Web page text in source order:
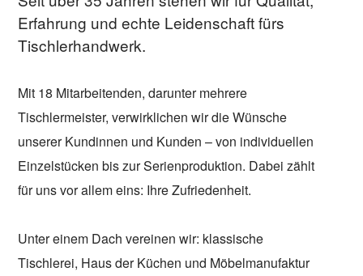
Erfahrung und echte Leidenschaft fürs
Tischlerhandwerk.
Mit 18 Mitarbeitenden, darunter mehrere
Tischlermeister, verwirklichen wir die Wünsche
unserer Kundinnen und Kunden – von individuellen
Einzelstücken bis zur Serienproduktion. Dabei zählt
für uns vor allem eins: Ihre Zufriedenheit.
Unter einem Dach vereinen wir: klassische
Tischlerei, Haus der Küchen und Möbelmanufaktur